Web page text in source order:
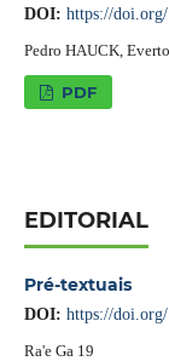
DOI: https://
Pedro HAUCK,
PDF
EDITORIAL
Pré-textuais
DOI: https://
Ra'e Ga 19